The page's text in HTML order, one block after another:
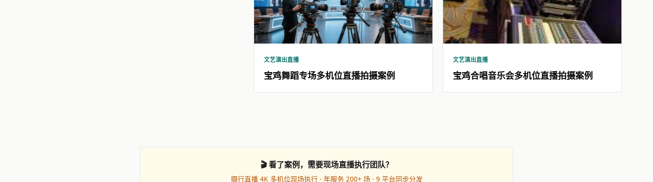
文艺演出直播
宝鸡舞蹈专场多机位直播拍摄案例
文艺演出直播
宝鸡合唱音乐会多机位直播拍摄案例
🎬 看了案例，需要现场直播执行团队？
摄行直播 4K 多机位现场执行 · 年服务 200+ 场 · 9 平台同步分发